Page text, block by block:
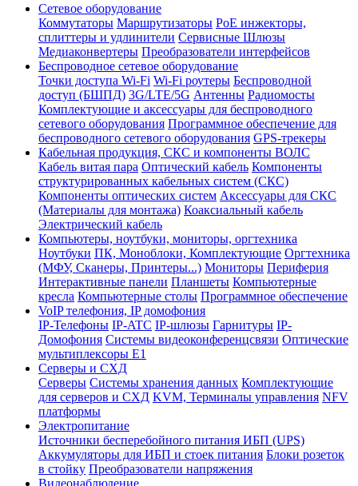
Сетевое оборудование
Коммутаторы Маршрутизаторы PoE инжекторы,
сплиттеры и удлинители Сервисные Шлюзы
Медиаконвертеры Преобразователи интерфейсов
Беспроводное сетевое оборудование
Точки доступа Wi-Fi Wi-Fi роутеры Беспроводной
доступ (БШПД) 3G/LTE/5G Антенны Радиомосты
Комплектующие и аксессуары для беспроводного
сетевого оборудования Программное обеспечение для
беспроводного сетевого оборудования GPS-трекеры
Кабельная продукция, СКС и компоненты ВОЛС
Кабель витая пара Оптический кабель Компоненты
структурированных кабельных систем (СКС)
Компоненты оптических систем Аксессуары для СКС
(Материалы для монтажа) Коаксиальный кабель
Электрический кабель
Компьютеры, ноутбуки, мониторы, оргтехника
Ноутбуки ПК, Моноблоки, Комплектующие Оргтехника
(МФУ, Сканеры, Принтеры...) Мониторы Периферия
Интерактивные панели Планшеты Компьютерные
кресла Компьютерные столы Программное обеспечение
VoIP телефония, IP домофония
IP-Телефоны IP-ATC IP-шлюзы Гарнитуры IP-
Домофония Системы видеоконференцсвязи Оптические
мультиплексоры Е1
Серверы и СХД
Серверы Системы хранения данных Комплектующие
для серверов и СХД KVM, Терминалы управления NFV
платформы
Электропитание
Источники бесперебойного питания ИБП (UPS)
Аккумуляторы для ИБП и стоек питания Блоки розеток
в стойку Преобразователи напряжения
Видеонаблюдение